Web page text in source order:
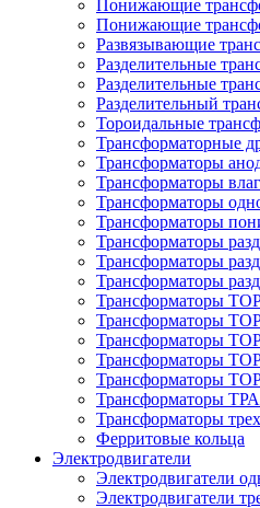
Понижающие
Понижающие
Развязывающие
Разделительные
Разделительные
Разделительный
Тороидальные
Трансформаторные
Трансформаторы
Трансформаторы
Трансформаторы
Трансформаторы
Трансформаторы
Трансформаторы
Трансформаторы
Трансформаторы
Трансформаторы
Трансформаторы
Трансформаторы
Трансформаторы
Трансформаторы
Трансформаторы
Ферритовые кольца
Электродвигатели
Электродвигатели
Электродвигатели